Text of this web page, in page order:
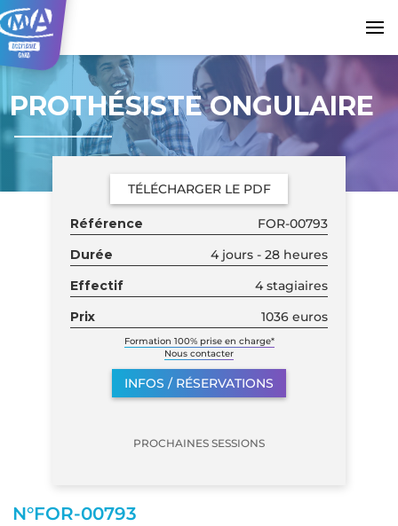
PROTHÉSISTE ONGULAIRE
N°FOR-00793
TÉLÉCHARGER LE PDF
Référence
FOR-00793
Durée
4 jours - 28 heures
Effectif
4 stagiaires
Prix
1036 euros
Formation 100% prise en charge*
Nous contacter
INFOS / RÉSERVATIONS
PROCHAINES SESSIONS